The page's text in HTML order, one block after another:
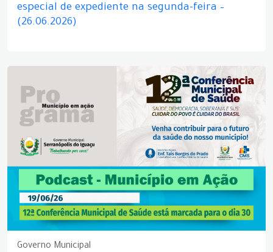
especial de expediente na segunda-feira –
(26.06.2026)
Governo Municipal